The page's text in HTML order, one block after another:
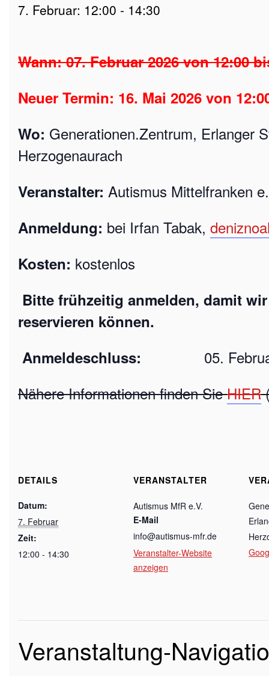
7. Februar: 12:00 - 14:30
Wann: 07. Februar 2026 von 12:00
Neuer Termin: 16. Mai 2026 von
Wo: Generationen.Zentrum, Erlanger
Herzogenaurach
Veranstalter: Autismus Mittelfranken
Anmeldung: bei Irfan Tabak,
Kosten: kostenlos
Bitte frühzeitig anmelden, damit
reservieren können.
Anmeldeschluss: 05. Februar
Nähere Informationen finden SieHIER
DETAILS
Datum:
7. Februar
Zeit:
12:00 - 14:30
VERANSTALTER
Autismus MfR e.V.
E-Mail
info@autismus-mfr.de
Veranstalter-Website
anzeigen
Veranstaltung-